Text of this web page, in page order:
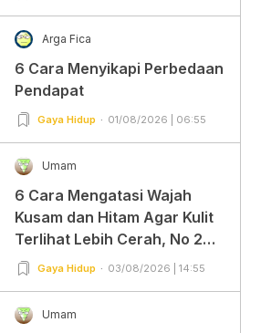
Arga Fica
6 Cara Menyikapi Perbedaan
Pendapat
Gaya Hidup 01/08/2026 | 06:55
Umam
6 Cara Mengatasi Wajah
Kusam dan Hitam Agar Kulit
Terlihat Lebih Cerah, No 2
Gampang Banget dan Mudah
Gaya Hidup 03/08/2026 | 14:55
Umam